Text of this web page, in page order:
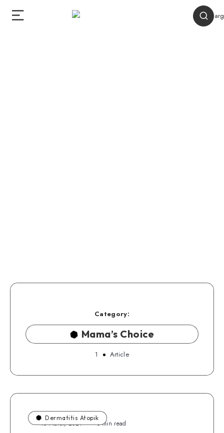
Category:
Mama’s Choice
1 Article
Dermatitis Atopik
15 Maret, 2021 5 min read